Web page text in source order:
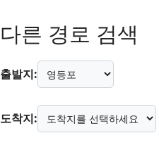
다른 경로 검색
출발지:
도착지: